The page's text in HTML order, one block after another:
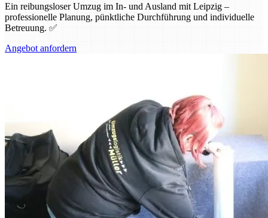
Ein reibungsloser Umzug im In- und Ausland mit Leipzig –
professionelle Planung, pünktliche Durchführung und individuelle
Betreuung. ✅
Angebot anfordern